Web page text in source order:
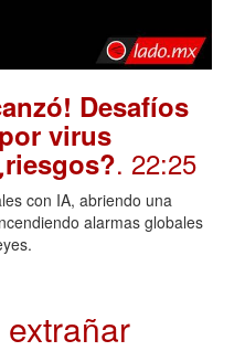
Desafíos
virus
. 22:25
con IA, abriendo una
alarmas globales